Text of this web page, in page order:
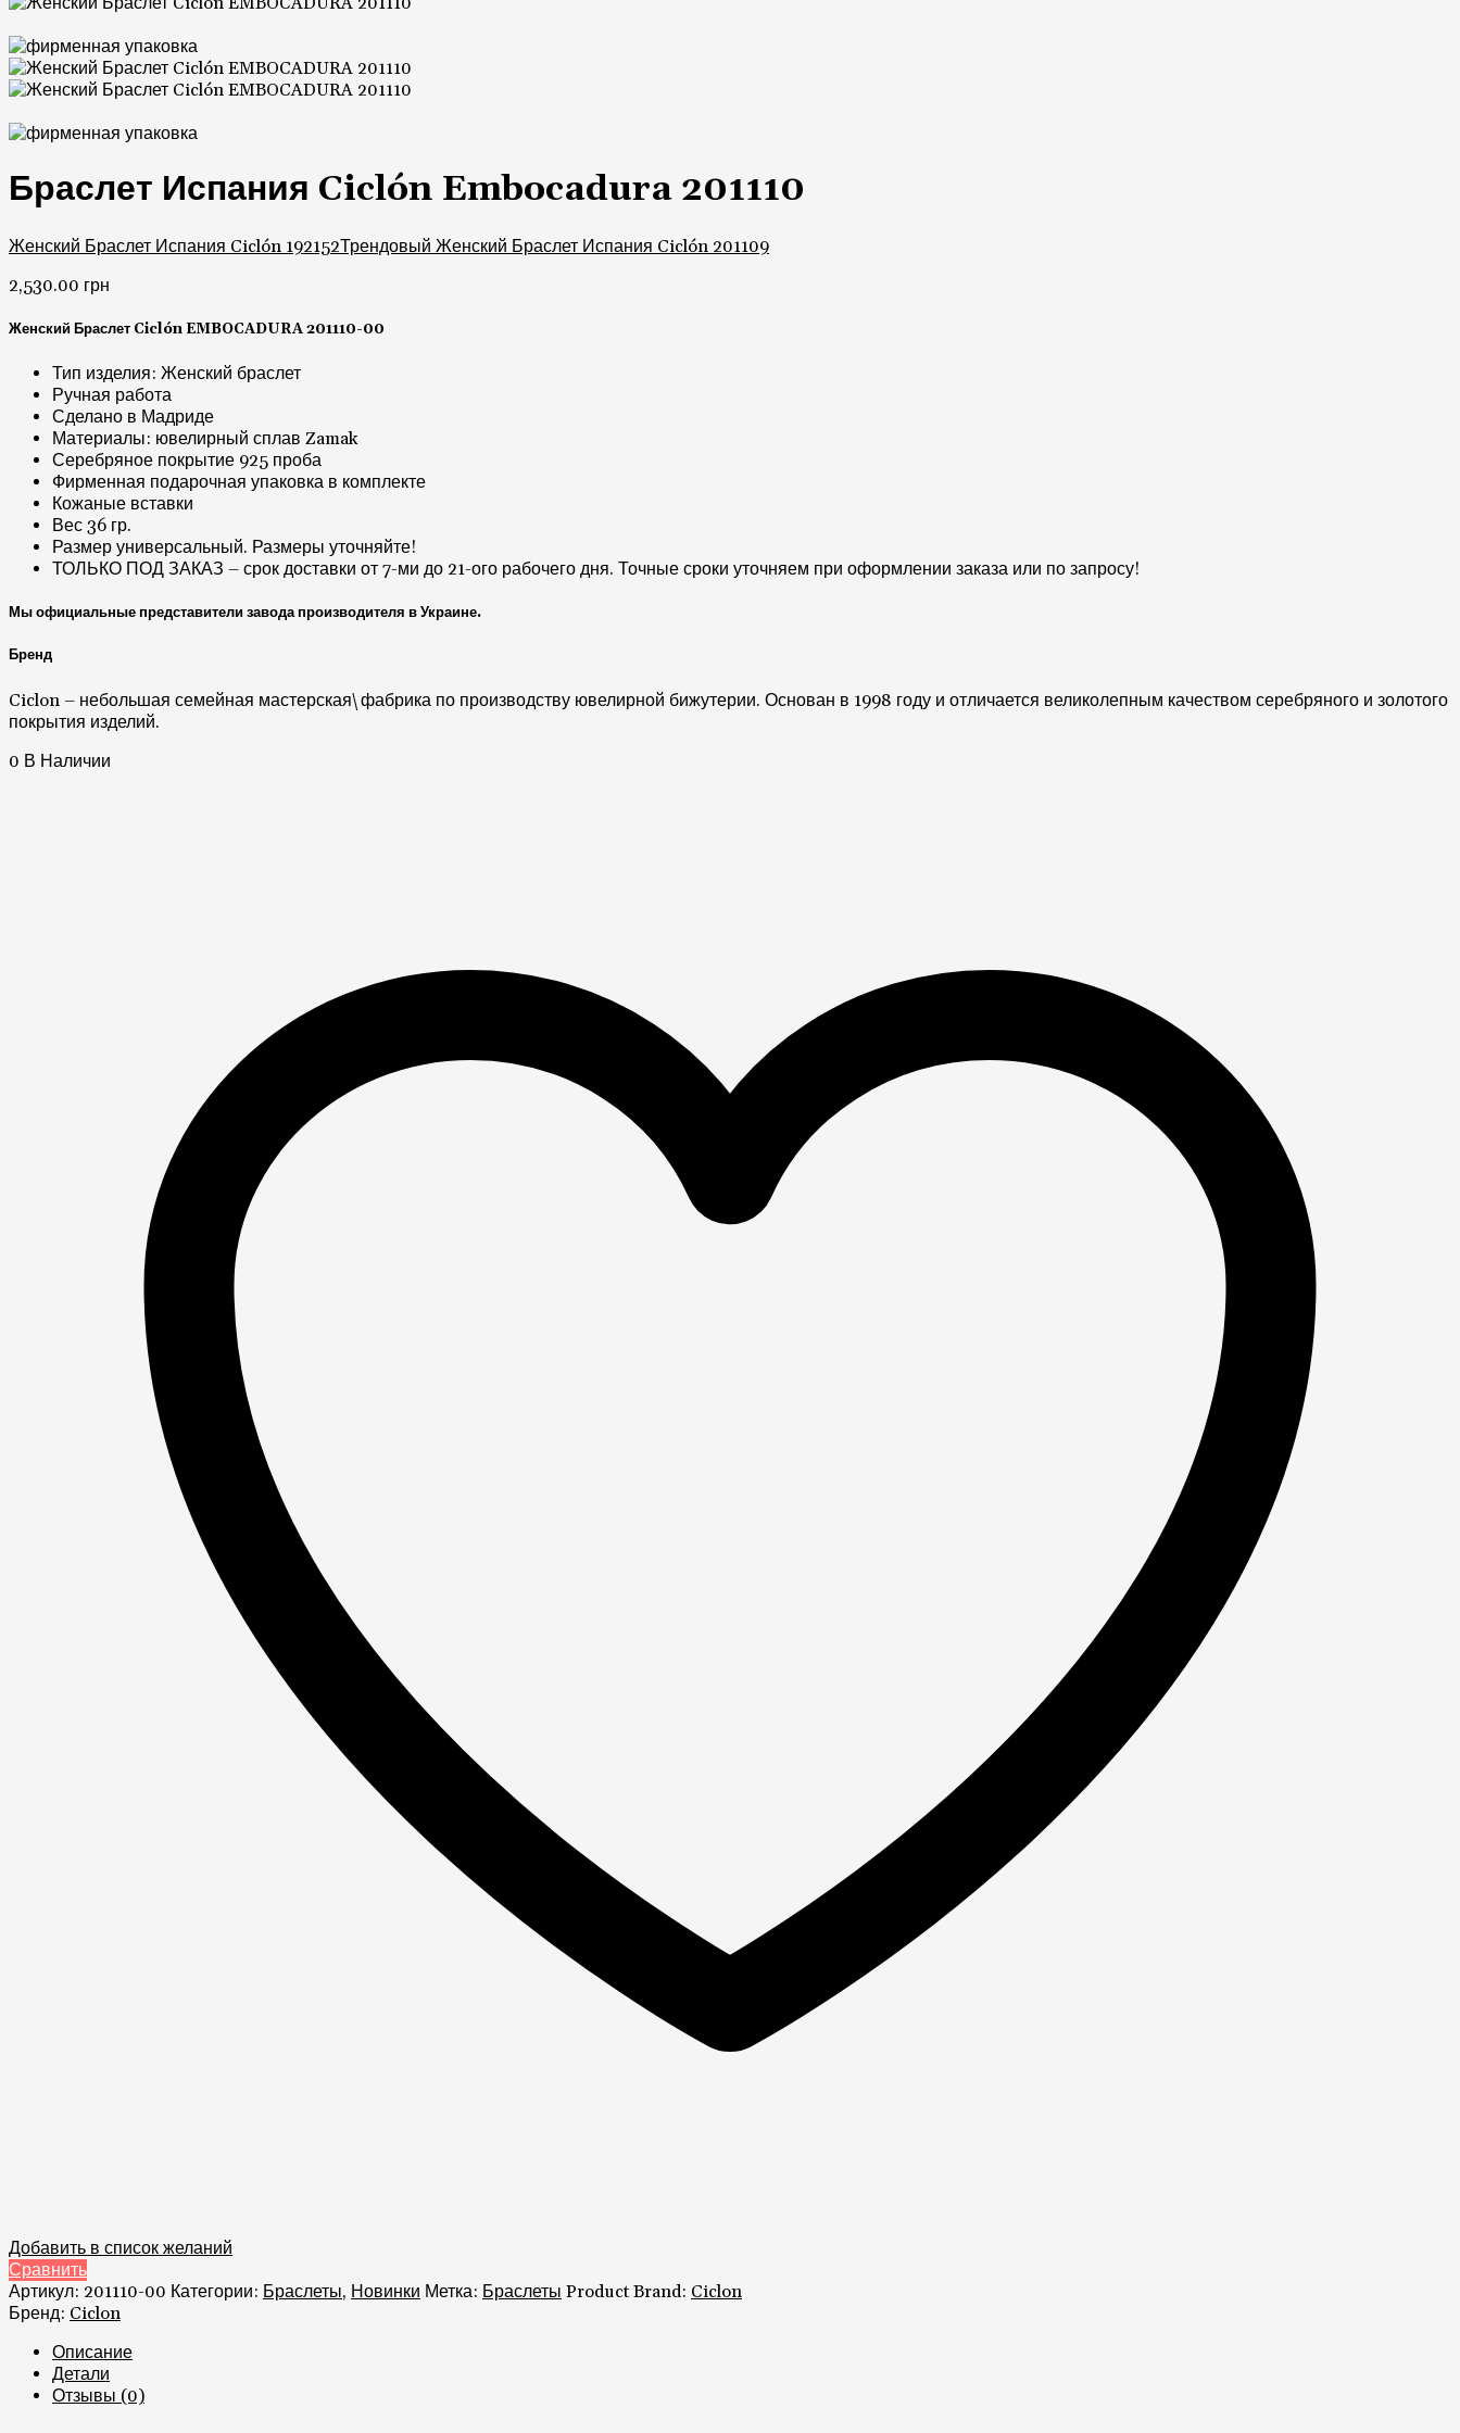
Браслет Испания Ciclón Embocadura 201110
Женский Браслет Испания Ciclón 192152Трендовый Женский Браслет Испания Ciclón 201109
2,530.00 грн
Женский Браслет Ciclón EMBOCADURA 201110-00
Тип изделия: Женский браслет
Ручная работа
Сделано в Мадриде
Материалы: ювелирный сплав Zamak
Серебряное покрытие 925 проба
Фирменная подарочная упаковка в комплекте
Кожаные вставки
Вес 36 гр.
Размер универсальный. Размеры уточняйте!
ТОЛЬКО ПОД ЗАКАЗ – срок доставки от 7-ми до 21-ого рабочего дня. Точные сроки уточняем при оформлении заказа или по запросу!
Мы официальные представители завода производителя в Украине.
Бренд
Ciclon – небольшая семейная мастерская\фабрика по производству ювелирной бижутерии. Основан в 1998 году и отличается великолепным качеством серебряного и золотого
покрытия изделий.
0 В Наличии
Добавить в список желаний
Сравнить
Артикул: 201110-00 Категории: Браслеты, Новинки Метка: Браслеты Product Brand: Ciclon
Бренд: Ciclon
Описание
Детали
Отзывы (0)